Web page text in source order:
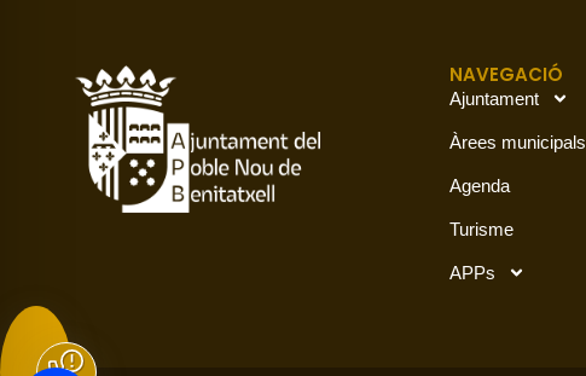
NAVEGACIÓ
Ajuntament
Àrees municipals
Agenda
Turisme
APPs